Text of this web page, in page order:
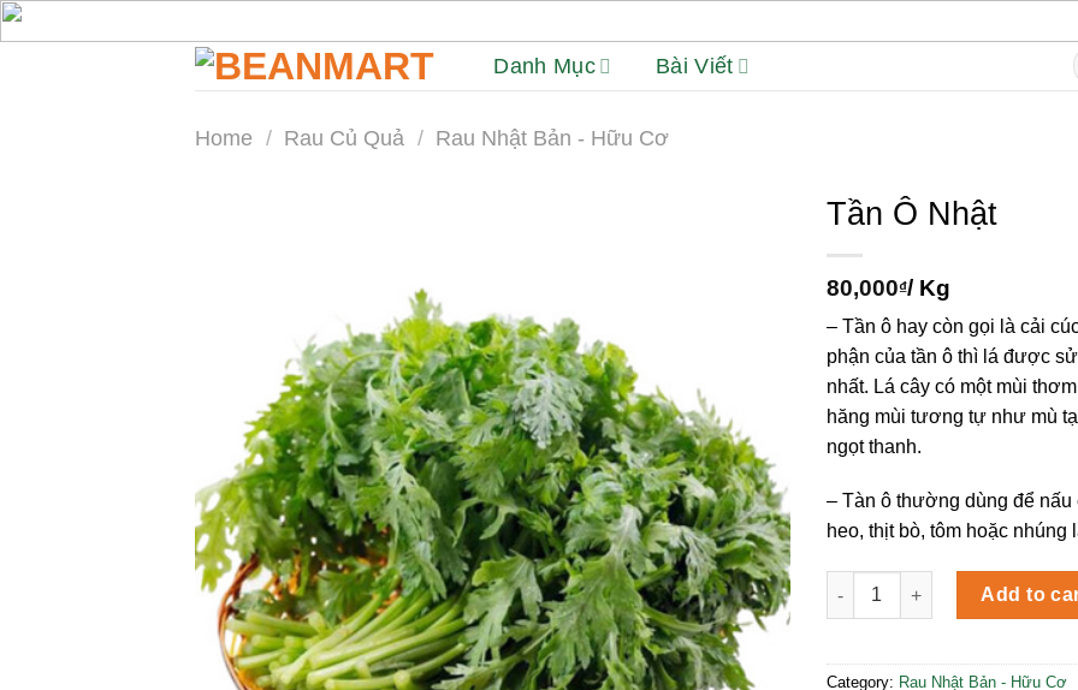
Skip
to
Danh Mục Bài Viết
Home / Rau Củ Quả / Rau Nhật Bản - Hữu Cơ
Tần Ô Nhật
80,000₫/ Kg
– Tần ô hay còn gọi là cải
phận của tần ô thì lá được
nhất. Lá cây có một mùi
hăng mùi tương tự như mù
ngọt thanh.
– Tàn ô thường dùng để nấu
heo, thịt bò, tôm hoặc nhúng
Tần Ô Nhật quantity
Add to
Category: Rau Nhật Bản - Hữu Cơ